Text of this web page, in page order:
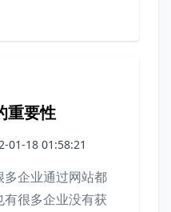
重要性
01-18 01:58:21
企业通过网站都
很多企业没有获